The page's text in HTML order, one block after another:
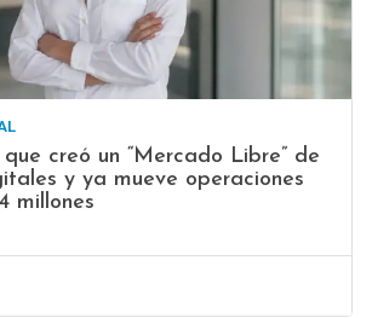
creó un “Mercado Libre” de
y ya mueve operaciones
millones